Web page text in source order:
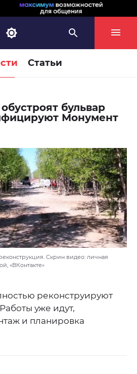
Статьи
бульвар
Монумент
Скрин видео: личная
«ВКонтакте»
реконструируют
уже идут,
и планировка